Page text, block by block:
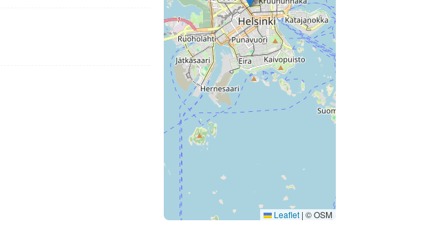
Leaflet | © OSM